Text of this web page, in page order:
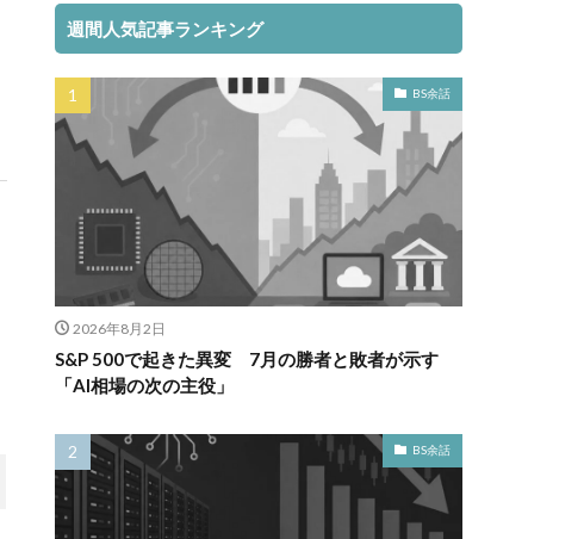
週間人気記事ランキング
BS余話
2026年8月2日
S&P 500で起きた異変 7月の勝者と敗者が示す
「AI相場の次の主役」
BS余話